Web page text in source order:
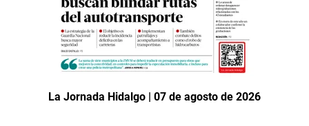
La Jornada Hidalgo | 07 de agosto de 2026